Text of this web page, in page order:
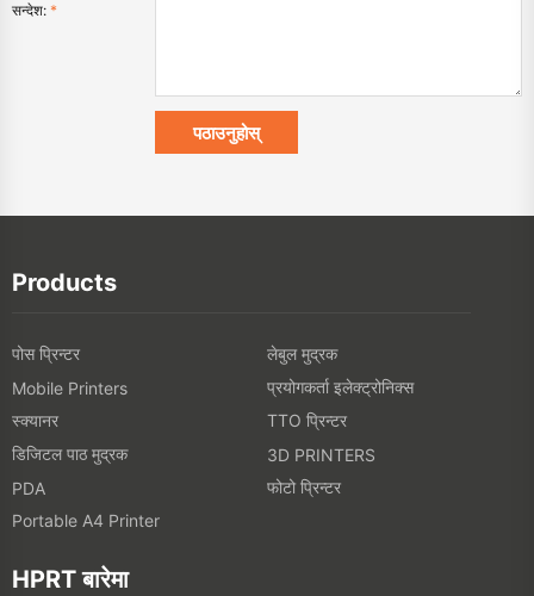
सन्देश: *
Products
पोस प्रिन्टर
लेबुल मुद्रक
Mobile Printers
प्रयोगकर्ता इलेक्ट्रोनिक्स
स्क्यानर
TTO प्रिन्टर
डिजिटल पाठ मुद्रक
3D PRINTERS
PDA
फोटो प्रिन्टर
Portable A4 Printer
HPRT बारेमा